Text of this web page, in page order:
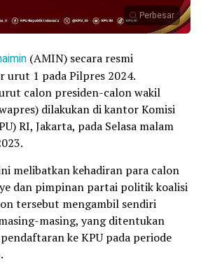
Perbesar
(AMIN) secara resmi
urut 1 pada Pilpres 2024.
calon presiden-calon wakil
dilakukan di kantor Komisi
RI, Jakarta, pada Selasa malam
melibatkan kehadiran para calon
dan pimpinan partai politik koalisi
tersebut mengambil sendiri
masing, yang ditentukan
ke KPU pada periode